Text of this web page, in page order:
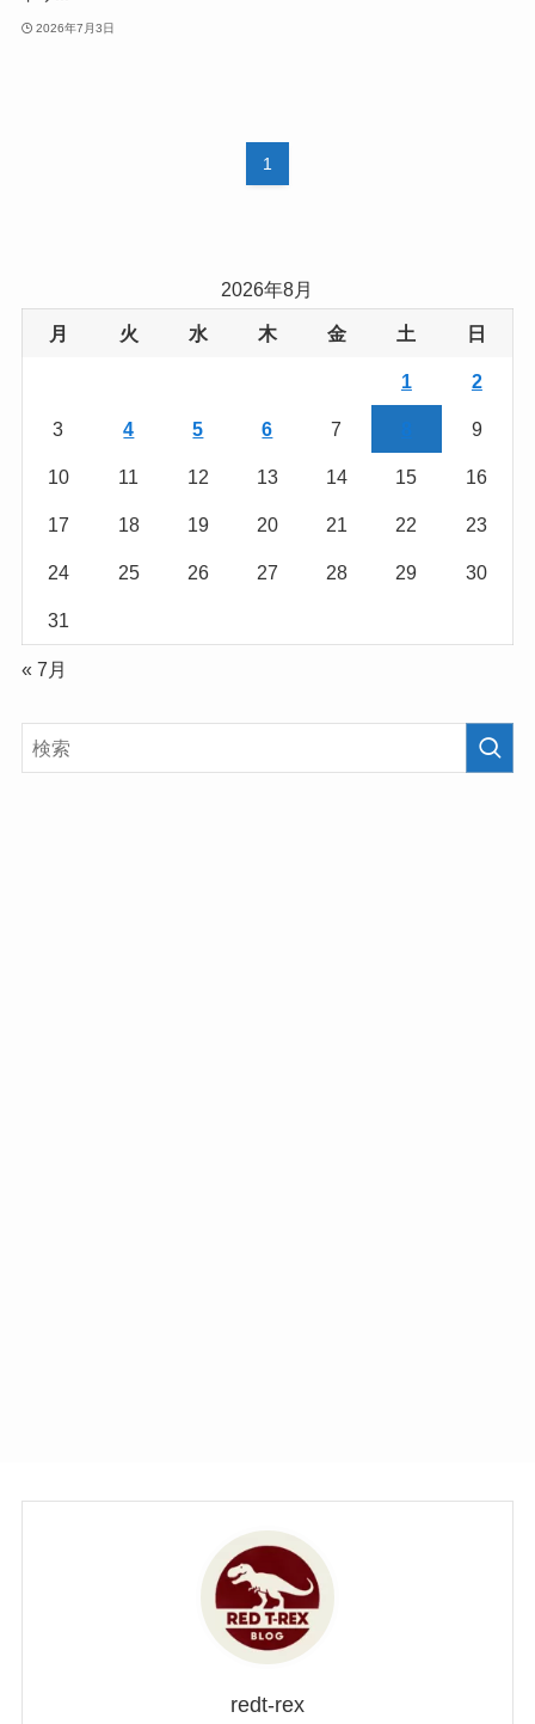
2026年7月3日
1
2026年8月
月 火 水 木 金 土 日
1 2
3 4 5 6 7 9
10 11 12 13 14 15 16
17 18 19 20 21 22 23
24 25 26 27 28 29 30
31
« 7月
redt-rex